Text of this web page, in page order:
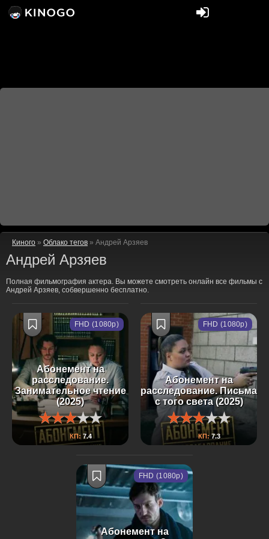
Киного » Облако тегов » Андрей Арзяев
Андрей Арзяев
Полная фильмография актера. Вы можете смотреть онлайн все фильмы с
Андрей Арзяев, собвершенно бесплатно.
Абонемент на
расследование.
Занимательное чтение
(2025)
КП: 7.4
FHD (1080p)
Абонемент на
расследование. Письма
с того света (2025)
КП:7.3
FHD (1080p)
Абонемент на
FHD (1080p)